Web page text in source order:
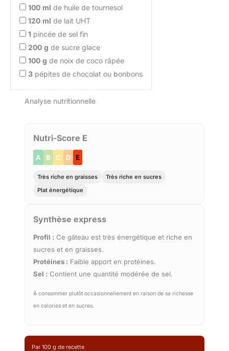
100 ml de huile de tournesol
120 ml de lait UHT
1 pincée de sel fin
200 g de sucre glace
100 g de noix de coco râpée
3 pépites de chocolat ou bonbons
Analyse nutritionnelle
Nutri-Score E
A B C D E
Très riche en graisses
Très riche en sucres
Plat énergétique
Synthèse express
Profil : Ce gâteau est très énergétique et riche en
sucres et en graisses.
Protéines : Faible apport en protéines.
Sel : Contient une quantité modérée de sel.
À consommer plutôt occasionnellement en raison de sa richesse
en calories et en sucres.
Par 100 g de recette